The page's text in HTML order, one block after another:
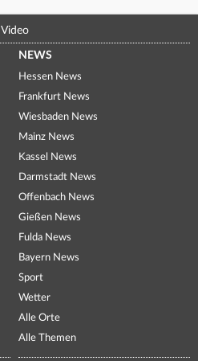
Video
NEWS
Hessen News
Frankfurt News
Wiesbaden News
Mainz News
Kassel News
Darmstadt News
Offenbach News
Gießen News
Fulda News
Bayern News
Sport
Wetter
Alle Orte
Alle Themen